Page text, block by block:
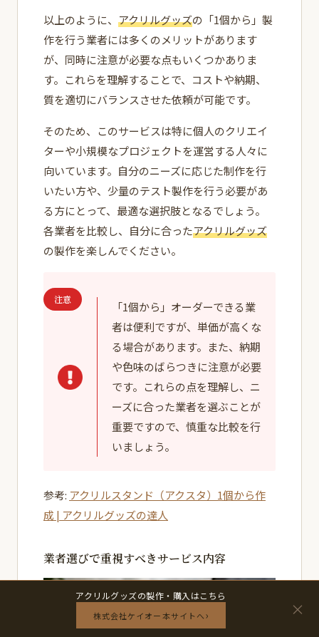
以上のように、 アクリルグッズの「1個から」製
作を行う業者には多くのメリットがあります
が、同時に注意が必要な点もいくつかありま
す。これらを理解することで、コストや納期、
質を適切にバランスさせた依頼が可能です。
そのため、このサービスは特に個人のクリエイ
ターや小規模なプロジェクトを運営する人々に
向いています。自分のニーズに応じた制作を行
いたい方や、少量のテスト製作を行う必要があ
る方にとって、最適な選択肢となるでしょう。
各業者を比較し、自分に合ったアクリルグッズ
の製作を楽しんでください。
注意
「1個から」オーダーできる業
者は便利ですが、単価が高くな
る場合があります。また、納期
や色味のばらつきに注意が必要
です。これらの点を理解し、ニ
ーズに合った業者を選ぶことが
重要ですので、慎重な比較を行
いましょう。
参考: アクリルスタンド（アクスタ）1個から作
成 | アクリルグッズの達人
業者選びで重視すべきサービス内容
アクリルグッズの製作・購入はこちら
株式会社ケイオー本サイトへ› ×